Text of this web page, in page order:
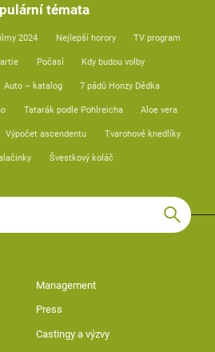
témata
2024 Nejlepší horory TV program
Počasí Kdy budou volby
Auto – katalog 7 pádů Honzy Dědka
Tatarák podle Pohlreicha Aloe vera
Výpočet ascendentu Tvarohové knedlíky
Švestkový koláč
Management
Press
Castingy a výzvy